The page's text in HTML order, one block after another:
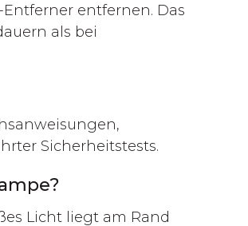
entfernen. Das
als bei
Sicherheitstests.
Licht liegt am Rand